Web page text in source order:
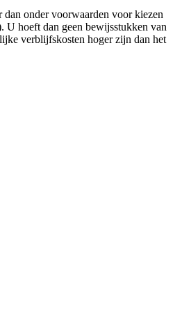
dan onder voorwaarden voor kiezen
U hoeft dan geen bewijsstukken van
verblijfskosten hoger zijn dan het